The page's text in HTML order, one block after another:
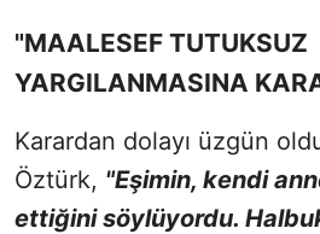
"MAALESEF TUTUKSUZ
YARGILANMASINA
Karardan dolayı üzgün
Öztürk, "Eşimin, kendi
ettiğini söylüyordu.